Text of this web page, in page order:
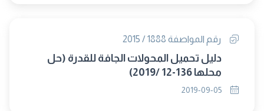
رقم المواصفة 1888 / 2015
دليل تحميل المحولات الجافة للقدرة (حل
محلها 136-12 /2019)